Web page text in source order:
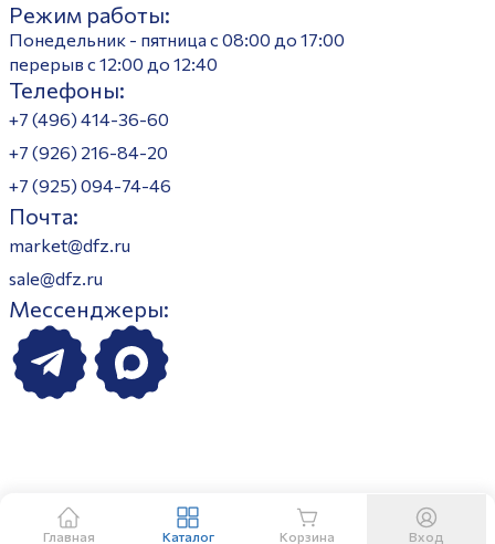
Режим работы:
Понедельник - пятница с 08:00 до 17:00
перерыв с 12:00 до 12:40
Телефоны:
+7 (496) 414-36-60
+7 (926) 216-84-20
+7 (925) 094-74-46
Почта:
market@dfz.ru
sale@dfz.ru
Мессенджеры:
Главная Каталог Корзина Вход